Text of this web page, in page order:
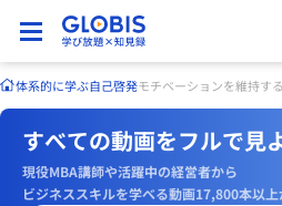
体系的に学ぶ自己啓発モチベーションを維持す
すべての動画をフルで見
現役MBA講師や活躍中の経営者から
ビジネススキルを学べる動画17,800本以上